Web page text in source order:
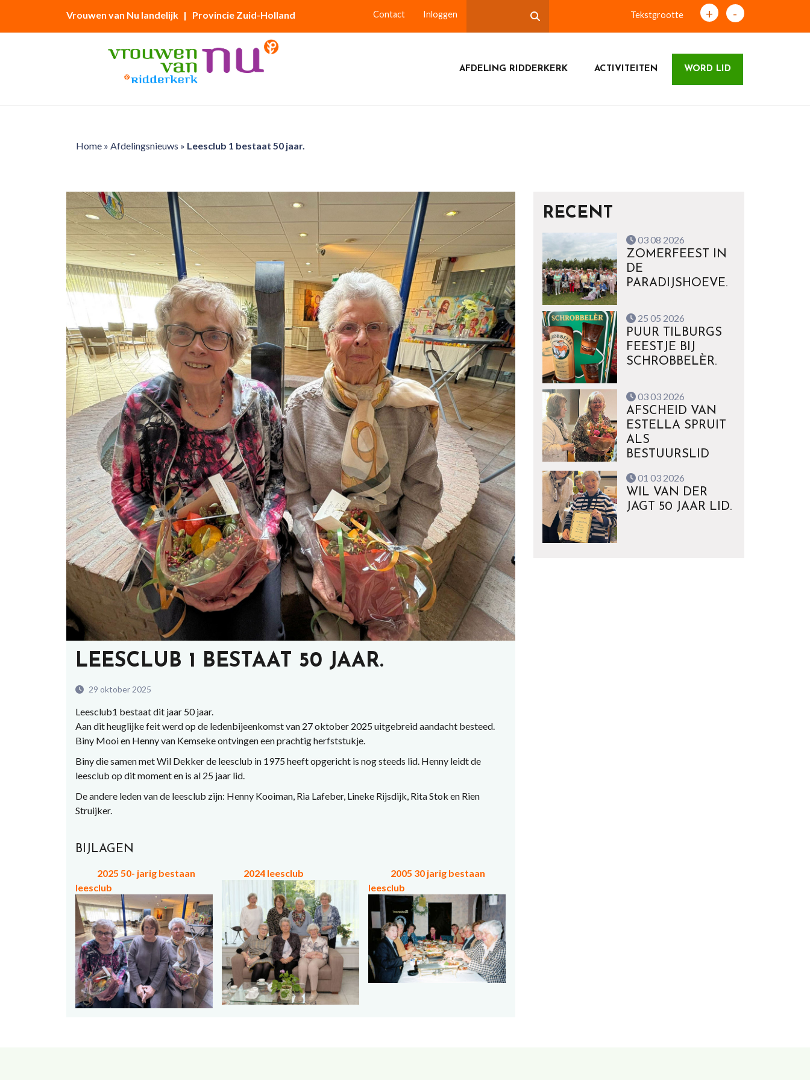
Vrouwen van Nu landelijk | Provincie Zuid-Holland Contact Inloggen Tekstgrootte + -
AFDELING RIDDERKERK ACTIVITEITEN WORD LID
Home» Afdelingsnieuws » Leesclub 1 bestaat 50 jaar.
LEESCLUB 1 BESTAAT 50 JAAR.
29 oktober 2025
Leesclub1 bestaat dit jaar 50 jaar.
Aan dit heuglijke feit werd op de ledenbijeenkomst van 27 oktober 2025 uitgebreid aandacht besteed.
Biny Mooi en Henny van Kemseke ontvingen een prachtig herfststukje.
Biny die samen met Wil Dekker de leesclub in 1975 heeft opgericht is nog steeds lid. Henny leidt de
leesclub op dit moment en is al 25 jaar lid.
De andere leden van de leesclub zijn: Henny Kooiman, Ria Lafeber, Lineke Rijsdijk, Rita Stok en Rien
Struijker.
BIJLAGEN
2025 50- jarig bestaan
leesclub
2024 leesclub
2005 30 jarig bestaan
leesclub
RECENT
03 08 2026
ZOMERFEEST IN
DE
PARADIJSHOEVE.
25 05 2026
PUUR TILBURGS
FEESTJE BIJ
SCHROBBELÈR.
03 03 2026
AFSCHEID VAN
ESTELLA SPRUIT
ALS
BESTUURSLID
01 03 2026
WIL VAN DER
JAGT 50 JAAR LID.